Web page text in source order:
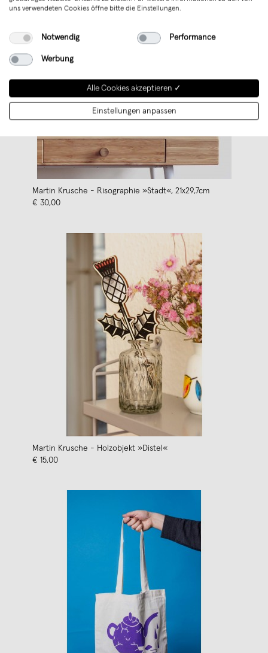
Martin Krusche - Risographie »Stadt«, 21x29,7cm
€ 30,00
Martin Krusche - Holzobjekt »Distel«
€ 15,00
uns verwendeten Cookies öffne bitte die Einstellungen.
Notwendig Performance
Werbung
Alle Cookies akzeptieren ✓
Einstellungen anpassen